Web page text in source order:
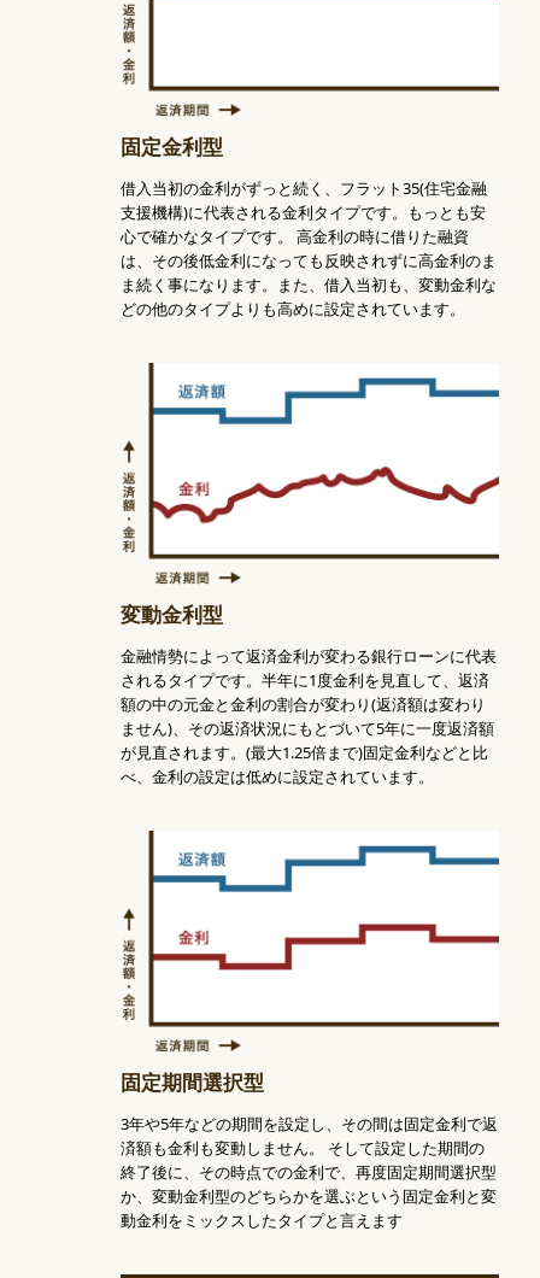
固定金利型
借入当初の金利がずっと続く、フラット35(住宅金融
支援機構)に代表される金利タイプです。もっとも安
心で確かなタイプです。 高金利の時に借りた融資
は、その後低金利になっても反映されずに高金利のま
ま続く事になります。また、借入当初も、変動金利な
どの他のタイプよりも高めに設定されています。
変動金利型
金融情勢によって返済金利が変わる銀行ローンに代表
されるタイプです。半年に1度金利を見直して、返済
額の中の元金と金利の割合が変わり(返済額は変わり
ません)、その返済状況にもとづいて5年に一度返済額
が見直されます。(最大1.25倍まで)固定金利などと比
べ、金利の設定は低めに設定されています。
固定期間選択型
3年や5年などの期間を設定し、その間は固定金利で返
済額も金利も変動しません。 そして設定した期間の
終了後に、その時点での金利で、再度固定期間選択型
か、変動金利型のどちらかを選ぶという固定金利と変
動金利をミックスしたタイプと言えます